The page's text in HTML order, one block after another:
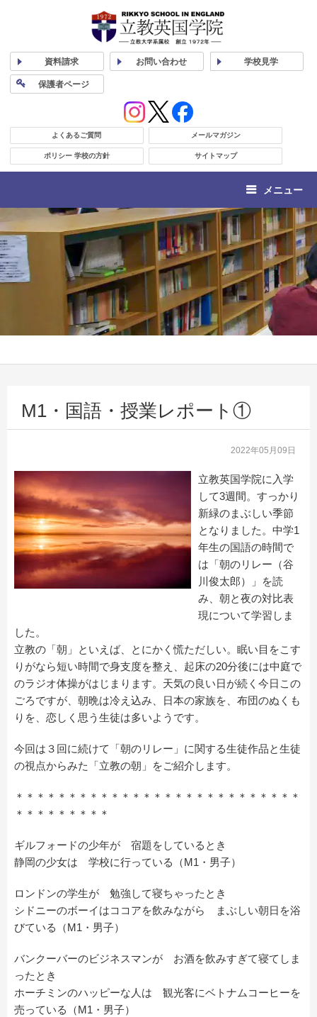
資料請求 お問い合わせ 学校見学
保護者ページ
よくあるご質問 メールマガジン
ポリシー 学校の方針 サイトマップ
メニュー
M1・国語・授業レポート①
2022年05月09日
立教英国学院に入学
して3週間。すっかり
新緑のまぶしい季節
となりました。中学1
年生の国語の時間で
は「朝のリレー（谷
川俊太郎）」を読
み、朝と夜の対比表
現について学習しま
した。
立教の「朝」といえば、とにかく慌ただしい。眠い目をこす
りがなら短い時間で身支度を整え、起床の20分後には中庭で
のラジオ体操がはじまります。天気の良い日が続く今日この
ごろですが、朝晩は冷え込み、日本の家族を、布団のぬくも
りを、恋しく思う生徒は多いようです。
今回は３回に続けて「朝のリレー」に関する生徒作品と生徒
の視点からみた「立教の朝」をご紹介します。
＊＊＊＊＊＊＊＊＊＊＊＊＊＊＊＊＊＊＊＊＊＊＊＊＊＊＊
＊＊＊＊＊＊＊＊＊
ギルフォードの少年が 宿題をしているとき
静岡の少女は 学校に行っている（M1・男子）
ロンドンの学生が 勉強して寝ちゃったとき
シドニーのボーイはココアを飲みながら まぶしい朝日を浴
びている（M1・男子）
バンクーバーのビジネスマンが お酒を飲みすぎて寝てしま
ったとき
ホーチミンのハッピーな人は 観光客にベトナムコーヒーを
売っている（M1・男子）